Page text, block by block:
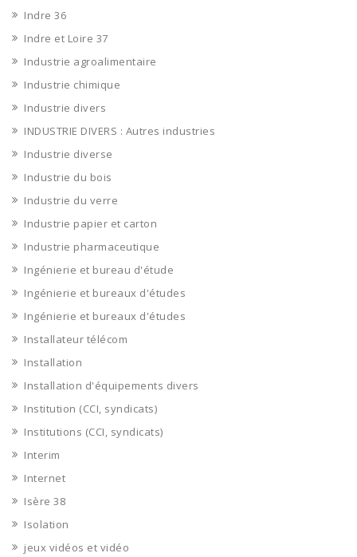
Indre 36
Indre et Loire 37
Industrie agroalimentaire
Industrie chimique
Industrie divers
INDUSTRIE DIVERS : Autres industries
Industrie diverse
Industrie du bois
Industrie du verre
Industrie papier et carton
Industrie pharmaceutique
Ingénierie et bureau d'étude
Ingénierie et bureaux d'études
Ingénierie et bureaux d'études
Installateur télécom
Installation
Installation d'équipements divers
Institution (CCI, syndicats)
Institutions (CCI, syndicats)
Interim
Internet
Isère 38
Isolation
jeux vidéos et vidéo